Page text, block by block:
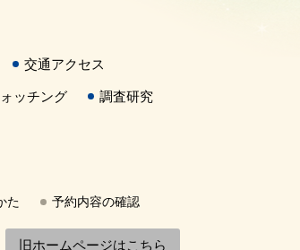
交通アクセス
ッチング 調査研究
た 予約内容の確認
旧ホームページはこちら